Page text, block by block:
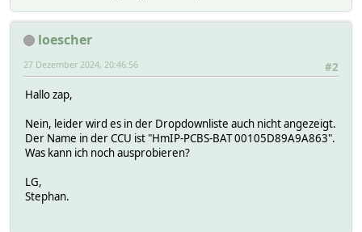
loescher
#2
27 Dezember 2024, 20:46:56
Hallo zap,
Nein, leider wird es in der Dropdownliste auch nicht angezeigt.
Der Name in der CCU ist "HmIP-PCBS-BAT 00105D89A9A863".
Was kann ich noch ausprobieren?
LG,
Stephan.